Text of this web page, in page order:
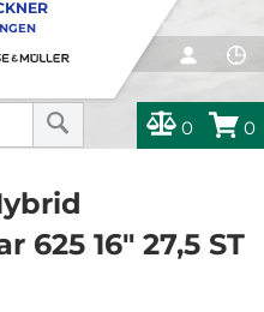
0 0
625 16" 27,5 ST